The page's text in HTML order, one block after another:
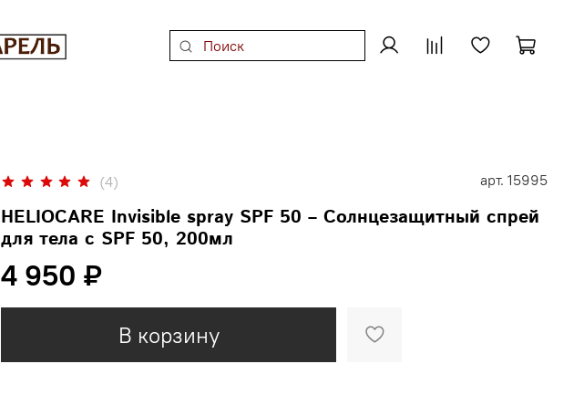
(4) арт. 15995
HELIOCARE Invisible spray SPF 50 – Солнцезащитный спрей
для тела с SPF 50, 200мл
4 950 ₽
В корзину